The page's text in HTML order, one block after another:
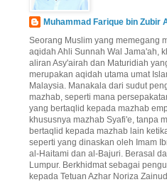
Muhammad Farique bin Zubir
Seorang Muslim yang memegang
aqidah Ahli Sunnah Wal Jama'ah,
aliran Asy'airah dan Maturidiah
merupakan aqidah utama umat
Malaysia. Manakala dari sudut
mazhab, seperti mana
yang bertaqlid kepada mazhab
khususnya mazhab Syafi'e, tanpa
bertaqlid kepada mazhab lain
seperti yang dinaskan oleh Imam
al-Haitami dan al-Bajuri. Berasal
Lumpur. Berkhidmat sebagai
kepada Tetuan Azhar Noriza